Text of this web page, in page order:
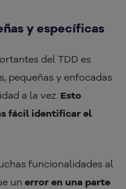
y específicas
del TDD es
pequeñas y enfocadas
a la vez. Esto
fácil identificar el
funcionalidades al
un error en una parte